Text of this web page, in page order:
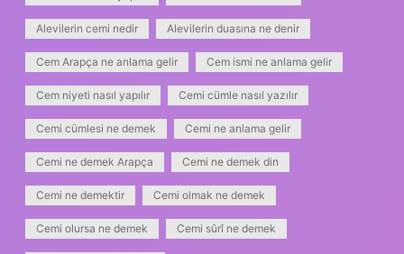
Alevilerin cemi nedir Alevilerin duasına ne denir
Cem Arapça ne anlama gelir Cem ismi ne anlama gelir
Cem niyeti nasıl yapılır Cemi cümle nasıl yazılır
Cemi cümlesi ne demek Cemi ne anlama gelir
Cemi ne demek Arapça Cemi ne demek din
Cemi ne demektir Cemi olmak ne demek
Cemi olursa ne demek Cemi sûrî ne demek